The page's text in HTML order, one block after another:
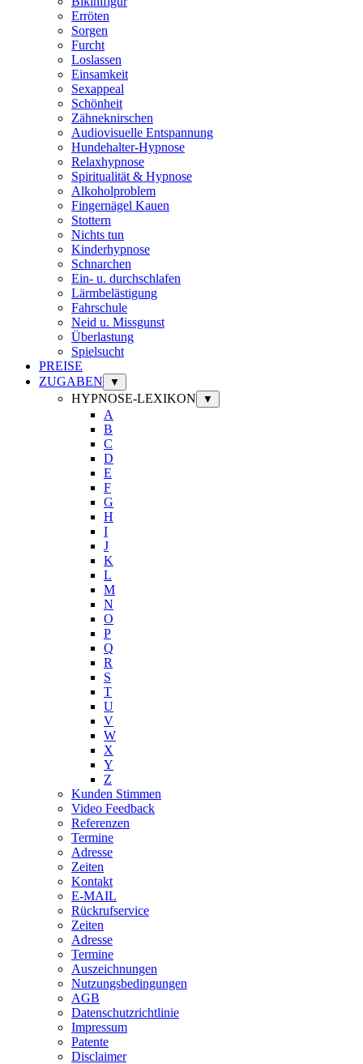
Erröten
Sorgen
Furcht
Loslassen
Einsamkeit
Sexappeal
Schönheit
Zähneknirschen
Audiovisuelle Entspannung
Hundehalter-Hypnose
Relaxhypnose
Spiritualität & Hypnose
Alkoholproblem
Fingernägel Kauen
Stottern
Nichts tun
Kinderhypnose
Schnarchen
Ein- u. durchschlafen
Lärmbelästigung
Fahrschule
Neid u. Missgunst
Überlastung
Spielsucht
PREISE
ZUGABEN
▼
HYPNOSE-LEXIKON ▼
A
B
C
D
E
F
G
H
I
J
K
L
M
N
O
P
Q
R
S
T
U
V
W
X
Y
Z
Kunden Stimmen
Video Feedback
Referenzen
Termine
Adresse
Zeiten
Kontakt
E-MAIL
Rückrufservice
Zeiten
Adresse
Termine
Auszeichnungen
Nutzungsbedingungen
AGB
Datenschutzrichtlinie
Impressum
Patente
Disclaimer